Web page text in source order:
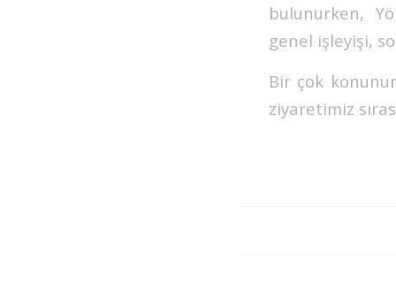
bulunurken,
genel işleyişi,
Bir çok
ziyaretimiz